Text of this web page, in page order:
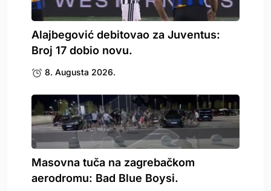
Alajbegović debitovao za Juventus:
Broj 17 dobio novu.
8. Augusta 2026.
Masovna tuča na zagrebačkom
aerodromu: Bad Blue Boysi.